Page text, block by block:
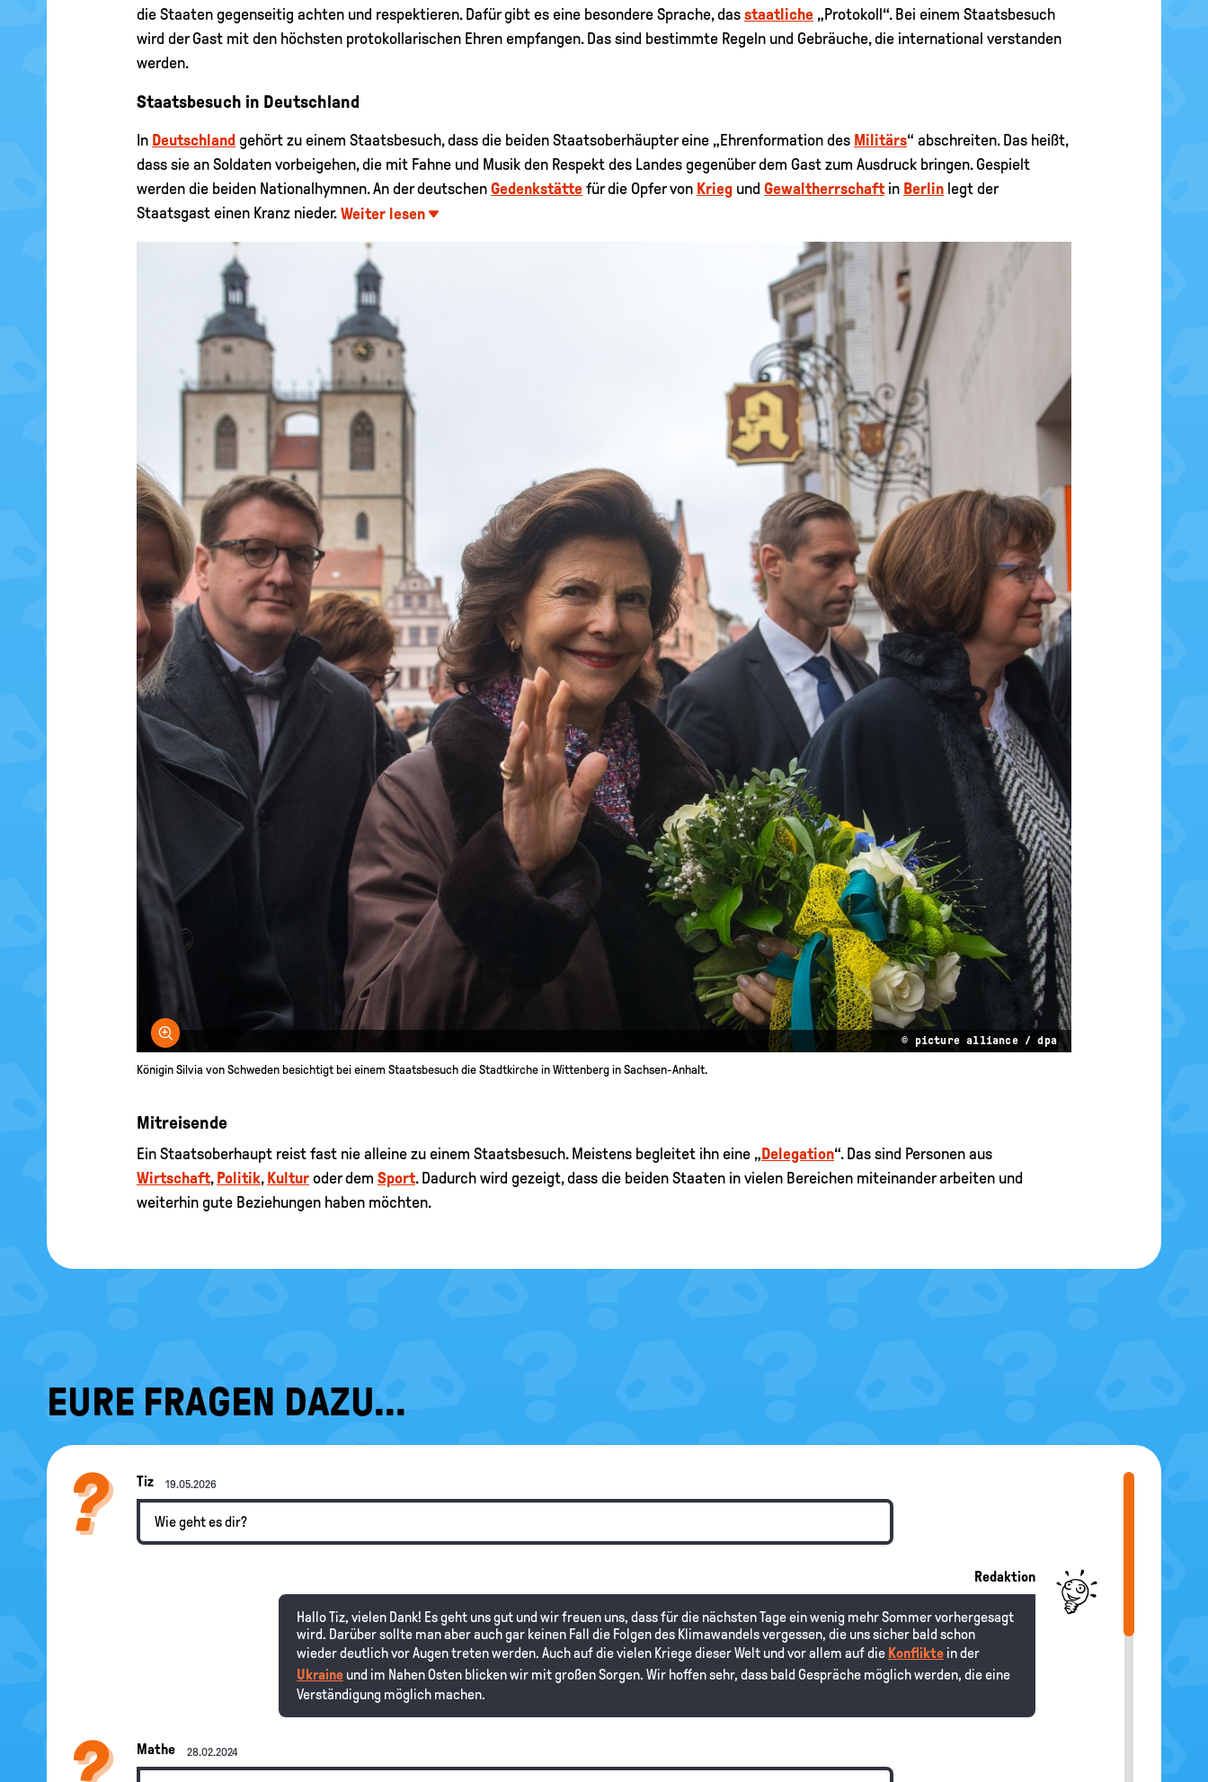
die Staaten gegenseitig achten und respektieren. Dafür gibt es eine besondere Sprache, das staatliche „Protokoll“. Bei einem Staatsbesuch
wird der Gast mit den höchsten protokollarischen Ehren empfangen. Das sind bestimmte Regeln und Gebräuche, die international verstanden
werden.
Staatsbesuch in Deutschland
In Deutschland gehört zu einem Staatsbesuch, dass die beiden Staatsoberhäupter eine „Ehrenformation des Militärs“ abschreiten. Das heißt,
dass sie an Soldaten vorbeigehen, die mit Fahne und Musik den Respekt des Landes gegenüber dem Gast zum Ausdruck bringen. Gespielt
werden die beiden Nationalhymnen. An der deutschen Gedenkstätte für die Opfer von Krieg und Gewaltherrschaftin Berlin legt der
Staatsgast einen Kranz nieder. Weiter lesen
Bild vergrößern
© picture alliance / dpa
Königin Silvia von Schweden besichtigt bei einem Staatsbesuch die Stadtkirche in Wittenberg in Sachsen-Anhalt.
Mitreisende
Ein Staatsoberhaupt reist fast nie alleine zu einem Staatsbesuch. Meistens begleitet ihn eine „Delegation“. Das sind Personen aus
Wirtschaft, Politik, Kultur oder dem Sport. Dadurch wird gezeigt, dass die beiden Staaten in vielen Bereichen miteinander arbeiten und
weiterhin gute Beziehungen haben möchten.
EURE FRAGEN DAZU...
Tiz 19.05.2026
Wie geht es dir?
Redaktion
Hallo Tiz, vielen Dank! Es geht uns gut und wir freuen uns, dass für die nächsten Tage ein wenig mehr Sommer vorhergesagt
wird. Darüber sollte man aber auch gar keinen Fall die Folgen des Klimawandels vergessen, die uns sicher bald schon
wieder deutlich vor Augen treten werden. Auch auf die vielen Kriege dieser Welt und vor allem auf die Konflikte in der
Ukraine und im Nahen Osten blicken wir mit großen Sorgen. Wir hoffen sehr, dass bald Gespräche möglich werden, die eine
Verständigung möglich machen.
Mathe 28.02.2024